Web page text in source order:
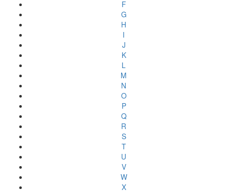
F
G
H
I
J
K
L
M
N
O
P
Q
R
S
T
U
V
W
X